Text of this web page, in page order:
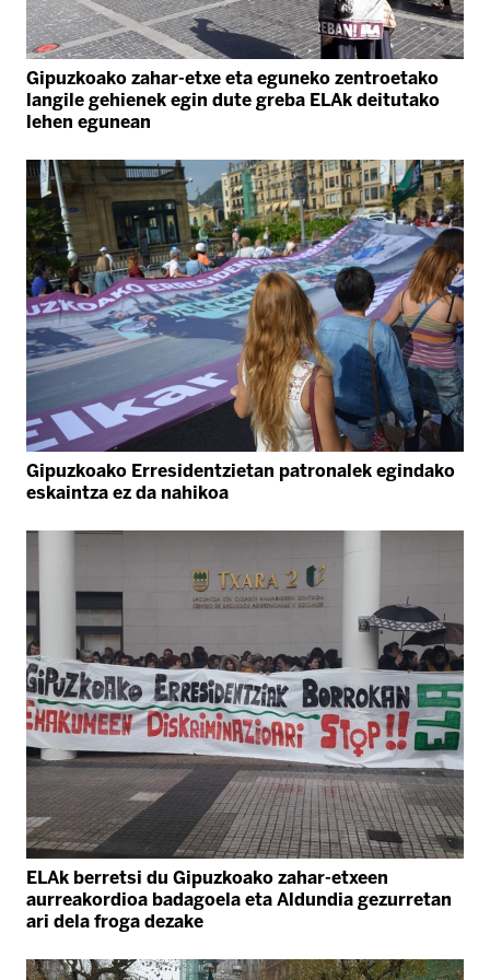
Gipuzkoako zahar-etxe eta eguneko zentroetako
langile gehienek egin dute greba ELAk deitutako
lehen egunean
Gipuzkoako Erresidentzietan patronalek egindako
eskaintza ez da nahikoa
ELAk berretsi du Gipuzkoako zahar-etxeen
aurreakordioa badagoela eta Aldundia gezurretan
ari dela froga dezake